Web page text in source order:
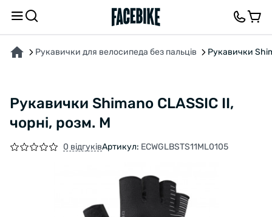
Рукавички для велосипеда без пальців Рукавички
Рукавички Shimano CLASSIC II,
чорні, розм. M
0 відгуківАртикул: ECWGLBSTS11ML0105
ПРО ТОВАР ХАРАКТЕРИСТИКИВІДГУКИ ТА ЗАПИТАННЯ